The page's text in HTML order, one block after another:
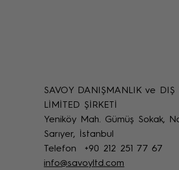
Uzaktan Restorasyon
Restoratör Teknik Destek
SAVOY DANIŞMANLIK ve DIŞ
LİMİTED ŞİRKETİ
Yeniköy Mah. Gümüş Sokak,
Sarıyer, İstanbul
Telefon +90 212 251 77 67
info@savoyltd.com